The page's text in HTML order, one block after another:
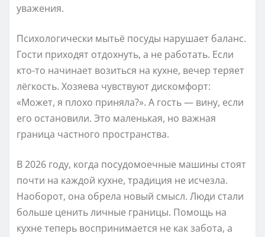
уважения.
Психологически мытьё посуды нарушает баланс.
Гости приходят отдохнуть, а не работать. Если
кто-то начинает возиться на кухне, вечер теряет
лёгкость. Хозяева чувствуют дискомфорт:
«Может, я плохо приняла?». А гость — вину, если
его остановили. Это маленькая, но важная
граница частного пространства.
В 2026 году, когда посудомоечные машины стоят
почти на каждой кухне, традиция не исчезла.
Наоборот, она обрела новый смысл. Люди стали
больше ценить личные границы. Помощь на
кухне теперь воспринимается не как забота, а